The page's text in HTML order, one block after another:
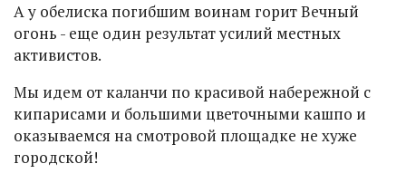
А у обелиска погибшим воинам горит Вечный
огонь - еще один результат усилий местных
активистов.
Мы идем от каланчи по красивой набережной с
кипарисами и большими цветочными кашпо и
оказываемся на смотровой площадке не хуже
городской!